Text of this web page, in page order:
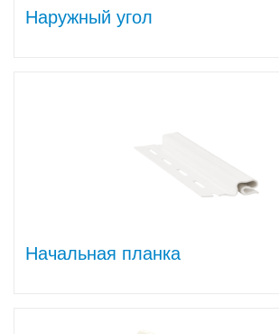
Наружный угол
Начальная планка